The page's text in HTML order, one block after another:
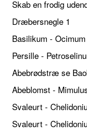
Dræbersnegle 1
Basilikum -
Persille -
Abebrødstræ se
Abeblomst -
Svaleurt -
Svaleurt -